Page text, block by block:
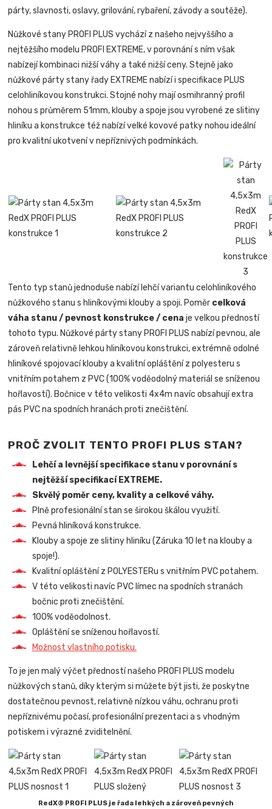
párty, slavnosti, oslavy, grilování, rybaření, závody a soutěže).
Nůžkové stany PROFI PLUS vychází z našeho nejvyššího a
nejtěžšího modelu PROFI EXTREME, v porovnání s ním však
nabízejí kombinaci nižší váhy a také nižší ceny. Stejně jako
nůžkové párty stany řady EXTREME nabízí i specifikace PLUS
celohliníkovou konstrukci. Stojné nohy mají osmihranný profil
nohou s průměrem 51mm, klouby a spoje jsou vyrobené ze slitiny
hliníku a konstrukce též nabízí velké kovové patky nohou ideální
pro kvalitní ukotvení v nepříznivých podmínkách.
Tento typ stanů jednoduše nabízí lehčí variantu celohliníkového
nůžkového stanu s hliníkovými klouby a spoji. Poměr celková
váha stanu / pevnost konstrukce / cenaje velkou předností
tohoto typu. Nůžkové párty stany PROFI PLUS nabízí pevnou, ale
zároveň relativně lehkou hliníkovou konstrukci, extrémně odolné
hliníkové spojovací klouby a kvalitní opláštění z polyesteru s
vnitřním potahem z PVC (100% voděodolný materiál se sníženou
hořlavostí). Bočnice v této velikosti 4x4m navíc obsahují extra
pás PVC na spodních hranách proti znečištění.
PROČ ZVOLIT TENTO PROFI PLUS STAN?
Lehčí a levnější specifikace stanu v porovnání s
nejtěžší specifikací EXTREME.
Skvělý poměr ceny, kvality a celkové váhy.
Plně profesionální stan se širokou škálou využití.
Pevná hliníková konstrukce.
Klouby a spoje ze slitiny hliníku (Záruka 10 let na klouby a
spoje!).
Kvalitní opláštění z POLYESTERu s vnitřním PVC potahem.
V této velikosti navíc PVC límec na spodních stranách
bočnic proti znečištění.
100% voděodolnost.
Opláštění se sníženou hořlavostí.
Možnost vlastního potisku.
To je jen malý výčet předností našeho PROFI PLUS modelu
nůžkových stanů, díky kterým si můžete být jisti, že poskytne
dostatečnou pevnost, relativně nízkou váhu, ochranu proti
nepříznivému počasí, profesionální prezentaci a s vhodným
potiskem i výrazné zviditelnění.
RedX® PROFI PLUS je řada lehkých a zároveň pevných